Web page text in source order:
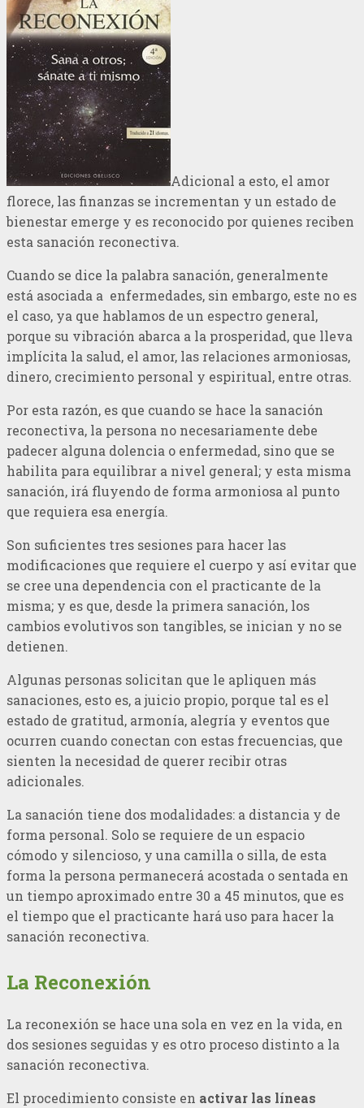
Adicional a esto, el amor
florece, las finanzas se incrementan y un estado de
bienestar emerge y es reconocido por quienes reciben
esta sanación reconectiva.
Cuando se dice la palabra sanación, generalmente
está asociada a enfermedades, sin embargo, este no es
el caso, ya que hablamos de un espectro general,
porque su vibración abarca a la prosperidad, que lleva
implícita la salud, el amor, las relaciones armoniosas,
dinero, crecimiento personal y espiritual, entre otras.
Por esta razón, es que cuando se hace la sanación
reconectiva, la persona no necesariamente debe
padecer alguna dolencia o enfermedad, sino que se
habilita para equilibrar a nivel general; y esta misma
sanación, irá fluyendo de forma armoniosa al punto
que requiera esa energía.
Son suficientes tres sesiones para hacer las
modificaciones que requiere el cuerpo y así evitar que
se cree una dependencia con el practicante de la
misma; y es que, desde la primera sanación, los
cambios evolutivos son tangibles, se inician y no se
detienen.
Algunas personas solicitan que le apliquen más
sanaciones, esto es, a juicio propio, porque tal es el
estado de gratitud, armonía, alegría y eventos que
ocurren cuando conectan con estas frecuencias, que
sienten la necesidad de querer recibir otras
adicionales.
La sanación tiene dos modalidades: a distancia y de
forma personal. Solo se requiere de un espacio
cómodo y silencioso, y una camilla o silla, de esta
forma la persona permanecerá acostada o sentada en
un tiempo aproximado entre 30 a 45 minutos, que es
el tiempo que el practicante hará uso para hacer la
sanación reconectiva.
La Reconexión
La reconexión se hace una sola en vez en la vida, en
dos sesiones seguidas y es otro proceso distinto a la
sanación reconectiva.
El procedimiento consiste en activar las líneas